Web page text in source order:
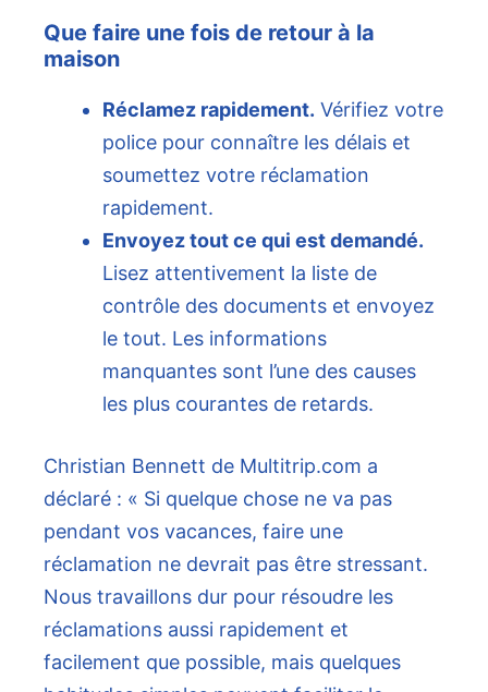
Que faire une fois de retour à la
maison
Réclamez rapidement. Vérifiez votre
police pour connaître les délais et
soumettez votre réclamation
rapidement.
Envoyez tout ce qui est demandé.
Lisez attentivement la liste de
contrôle des documents et envoyez
le tout. Les informations
manquantes sont l’une des causes
les plus courantes de retards.
Christian Bennett de Multitrip.com a
déclaré : « Si quelque chose ne va pas
pendant vos vacances, faire une
réclamation ne devrait pas être stressant.
Nous travaillons dur pour résoudre les
réclamations aussi rapidement et
facilement que possible, mais quelques